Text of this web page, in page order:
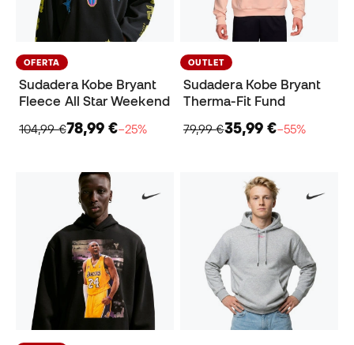
OFERTA
Sudadera Kobe Bryant
Fleece All Star Weekend
104,99 €78,99 €−25%
OUTLET
Sudadera Kobe Bryant
Therma-Fit Fund
79,99 €35,99 €−55%